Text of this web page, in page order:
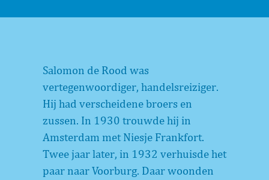
Salomon de Rood was
vertegenwoordiger, handelsreiziger.
Hij had verscheidene broers en
zussen. In 1930 trouwde hij in
Amsterdam met Niesje Frankfort.
Twee jaar later, in 1932 verhuisde het
paar naar Voorburg. Daar woonden